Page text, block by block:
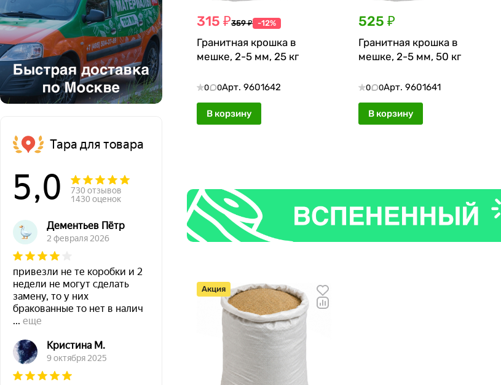
315 ₽359 ₽ -12%
Гранитная крошка в
мешке, 2-5 мм, 25 кг
0 0Арт. 9601642
В корзину
525 ₽
Гранитная крошка в
мешке, 2-5 мм, 50 кг
0 0Арт. 9601641
В корзину
Акция
Тара для товара
5,0
730 отзывов
1430 оценок
Дементьев Пётр
2 февраля 2026
привезли не те коробки и 2
недели не могут сделать
замену, то у них
бракованные то нет в налич
... еще
Кристина М.
9 октября 2025